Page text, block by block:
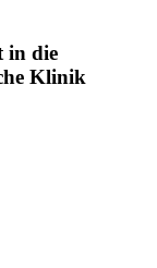
in die
Klinik